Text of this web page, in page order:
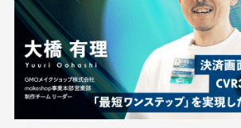
ソフトウェアサプライチェーン チー
デザイン ネットのセキュリティも
ハーネスエンジニアリング バックエ
ヒューマノイド ヒューマノイドロボ
フィジカルAI プログラミング教育